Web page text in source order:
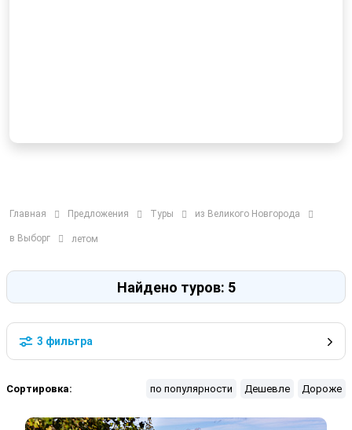
Главная Предложения Туры из Великого Новгорода
в Выборг летом
Найдено туров: 5
3 фильтра
Сортировка: по популярности Дешевле Дороже